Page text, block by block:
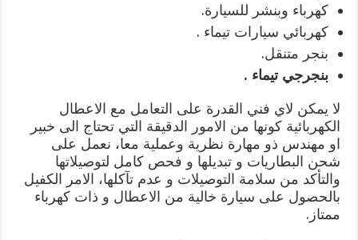
كهرباء وبنشر للسيارة.
كهربائي سيارات تيماء .
بنجر متنقل.
بنجرجي تيماء .
لا يمكن لاي فني القدرة على التعامل مع الاعطال
الكهربائية كونها من الامور الدقيقة التي تحتاج الى خبير
او مهندس ذو مهارة نظرية وعملية معا، نعمل على
شحن البطاريات و تبديلها و فحص كامل لتوصيلاتها
والتأكد من سلامة التوصيلات و عدم تآكلها، الامر الكفيل
بالحصول على سيارة خالية من الاعطال و ذات كهرباء
ممتاز.